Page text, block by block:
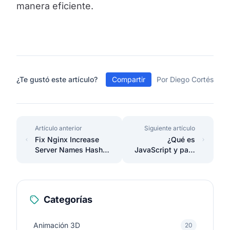
manera eficiente.
¿Te gustó este artículo? Compartir Por Diego Cortés
Artículo anterior
Fix Nginx Increase
Server Names Hash
Siguiente artículo
¿Qué es
JavaScript y para
Categorías
Animación 3D 20